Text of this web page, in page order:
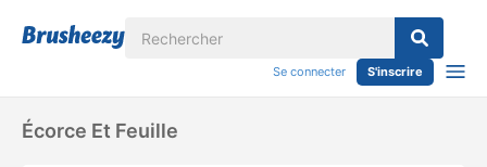
Se connecter S'inscrire
Écorce Et Feuille